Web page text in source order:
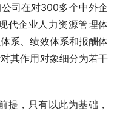
司在对300多个中外企
代企业人力资源管理体
系、绩效体系和报酬体
其作用对象细分为若干
，只有以此为基础，